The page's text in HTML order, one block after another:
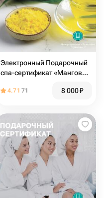
Электронный Подарочный
спа-сертификат «Манговый
4.71 71 8 000₽